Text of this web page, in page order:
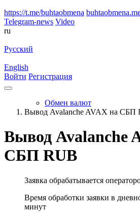
https://t.me/buhtaobmena
Telegram-news Video
ru
Русский
English
Войти Регистрация
Обмен валют
Вывод Avalanche AVAX на СБП
Вывод Avalanche
СБП RUB
Заявка обрабатывается
Время обработки заявки в
минут